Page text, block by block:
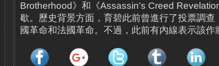
Brotherhood》和《Assassin’s Creed
歇。歷史背景方面，育碧此前曾進行了投票調查
國革命和法國革命。不過，此前有內線表示該作